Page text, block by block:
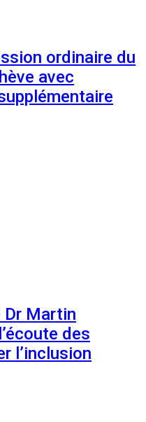
ordinaire du
avec
Dr Martin
des
l’inclusion